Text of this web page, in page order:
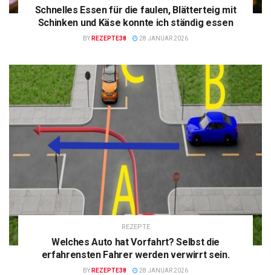
Schnelles Essen für die faulen, Blätterteig mit
Schinken und Käse konnte ich ständig essen
BY REZEPTE38 28 JANUAR 2026
REZEPTE
Welches Auto hat Vorfahrt? Selbst die
erfahrensten Fahrer werden verwirrt sein.
BY REZEPTE38 28 JANUAR 2026